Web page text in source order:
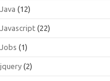
Java (12)
Javascript (22)
Jobs (1)
jquery (2)